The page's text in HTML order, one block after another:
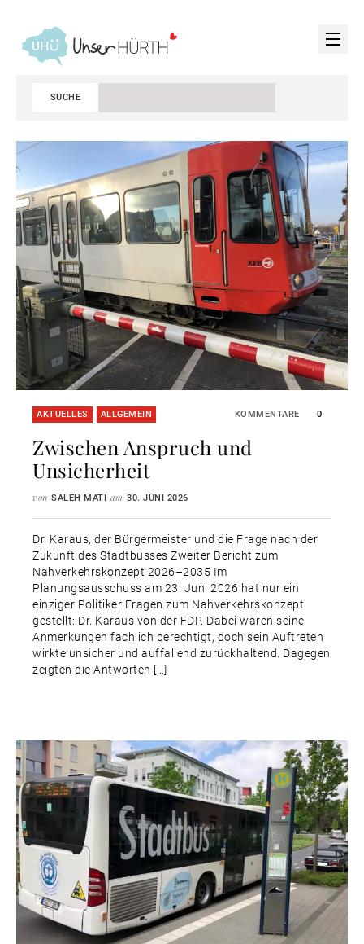
SUCHE
AKTUELLES ALLGEMEIN KOMMENTARE 0
Zwischen Anspruch und
Unsicherheit
von SALEH MATI am 30. JUNI 2026
Dr. Karaus, der Bürgermeister und die Frage nach der
Zukunft des Stadtbusses Zweiter Bericht zum
Nahverkehrskonzept 2026–2035 Im
Planungsausschuss am 23. Juni 2026 hat nur ein
einziger Politiker Fragen zum Nahverkehrskonzept
gestellt: Dr. Karaus von der FDP. Dabei waren seine
Anmerkungen fachlich berechtigt, doch sein Auftreten
wirkte unsicher und auffallend zurückhaltend. Dagegen
zeigten die Antworten […]